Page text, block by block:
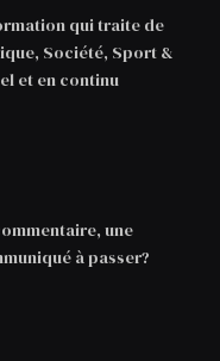
qui traite de
Société, Sport &
et en continu
une
à passer?